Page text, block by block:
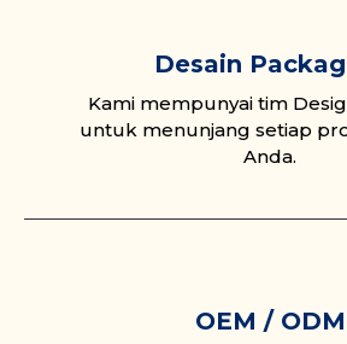
Desain
Kami mempunyai tim
untuk menunjang setiap
Anda.
OEM / ODM